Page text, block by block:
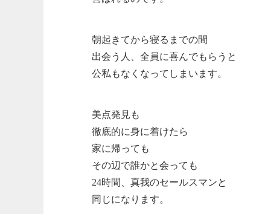
朝起きてから寝るまでの間
出会う人、全員に喜んでもらうと
公私もなくなってしまいます。
美点発見も
徹底的に身に着けたら
家に帰っても
その辺で誰かと会っても
24時間、真我のセールスマンと
同じになります。